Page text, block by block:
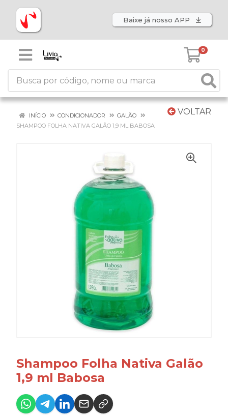
Baixe já nosso APP
0
VOLTAR
INÍCIO CONDICIONADOR
GALÃO
SHAMPOO FOLHA NATIVA GALÃO 1,9 ML BABOSA
Shampoo Folha Nativa Galão
1,9 ml Babosa